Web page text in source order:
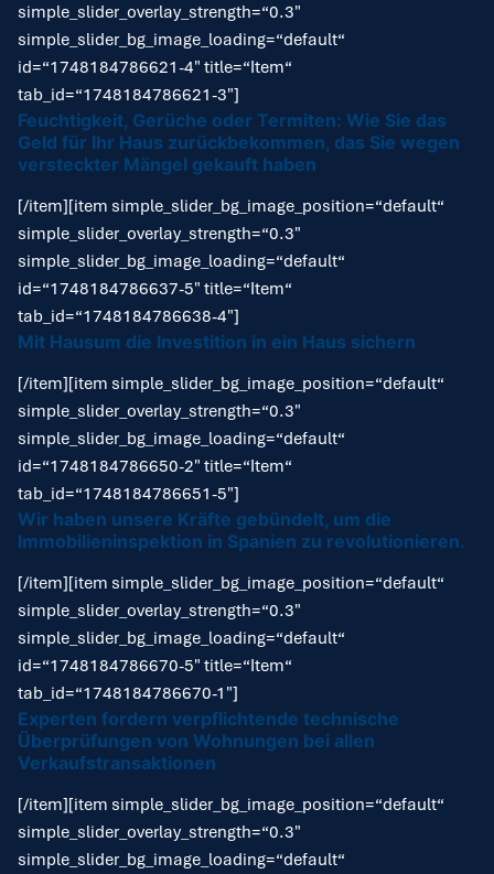
simple_slider_overlay_strength=“0.3″
simple_slider_bg_image_loading=“default“
id=“1748184786621-4″ title=“Item“
tab_id=“1748184786621-3″]
Feuchtigkeit, Gerüche oder Termiten: Wie Sie das
Geld für Ihr Haus zurückbekommen, das Sie wegen
versteckter Mängel gekauft haben
[/item][item simple_slider_bg_image_position=“default“
simple_slider_overlay_strength=“0.3″
simple_slider_bg_image_loading=“default“
id=“1748184786637-5″ title=“Item“
tab_id=“1748184786638-4″]
Mit Hausum die Investition in ein Haus sichern
[/item][item simple_slider_bg_image_position=“default“
simple_slider_overlay_strength=“0.3″
simple_slider_bg_image_loading=“default“
id=“1748184786650-2″ title=“Item“
tab_id=“1748184786651-5″]
Wir haben unsere Kräfte gebündelt, um die
Immobilieninspektion in Spanien zu revolutionieren.
[/item][item simple_slider_bg_image_position=“default“
simple_slider_overlay_strength=“0.3″
simple_slider_bg_image_loading=“default“
id=“1748184786670-5″ title=“Item“
tab_id=“1748184786670-1″]
Experten fordern verpflichtende technische
Überprüfungen von Wohnungen bei allen
Verkaufstransaktionen
[/item][item simple_slider_bg_image_position=“default“
simple_slider_overlay_strength=“0.3″
simple_slider_bg_image_loading=“default“